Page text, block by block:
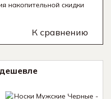
накопительной скидки
К сравнению